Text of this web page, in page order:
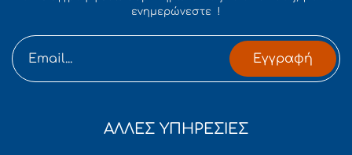
ενημερώνεστε !
Εγγραφή
ΑΛΛΕΣ ΥΠΗΡΕΣΙΕΣ